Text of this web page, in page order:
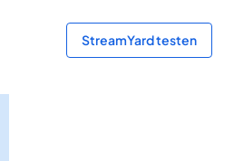
StreamYard testen